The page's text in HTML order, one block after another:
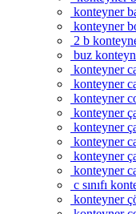
konteyner
konteyner
2 b
buz
konteyner
konteyner
konteyner
konteyner
konteyner
konteyner
konteyner
konteyner
c sınıfı
konteyner